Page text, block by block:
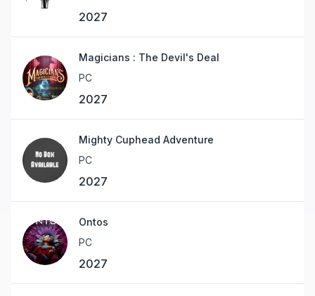
2027
Magicians : The Devil's Deal
PC
2027
Mighty Cuphead Adventure
PC
2027
Ontos
PC
2027